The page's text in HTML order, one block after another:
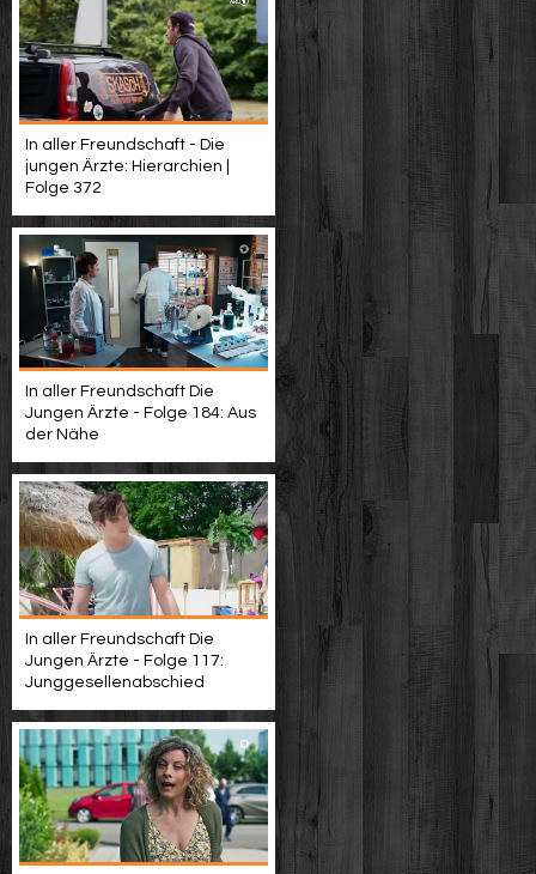
In aller Freundschaft - Die
jungen Ärzte: Hierarchien |
Folge 372
In aller Freundschaft Die
Jungen Ärzte - Folge 184: Aus
der Nähe
In aller Freundschaft Die
Jungen Ärzte - Folge 117:
Junggesellenabschied